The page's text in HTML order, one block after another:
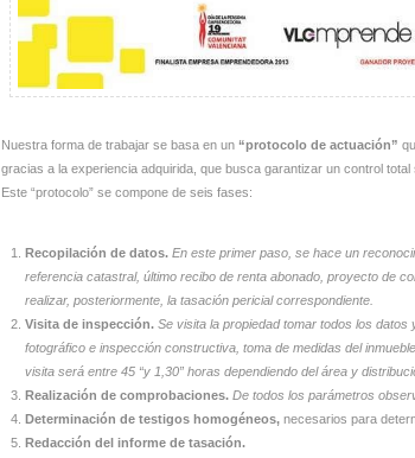
Nuestra forma de trabajar se basa en un “protocolo de actuación”
gracias a la experiencia adquirida, que busca garantizar un control
Este “protocolo” se compone de seis fases:
Recopilación de datos.En este primer paso, se hace un
referencia catastral, último recibo de renta abonado, proyecto de
realizar, posteriormente, la tasación pericial correspondiente.
Visita de inspección.Se visita la propiedad tomar todos los
fotográfico e inspección constructiva, toma de medidas del
visita será entre 45 “y 1,30” horas dependiendo del área y
Realización de comprobaciones.De todos los parámetros
Determinación de testigos homogéneos,necesarios para
Redacción del informe de tasación.